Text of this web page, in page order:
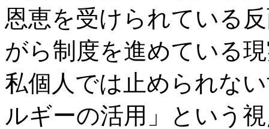
恩恵を受けられている
がら制度を進めている
私個人では止められな
ルギーの活用」という